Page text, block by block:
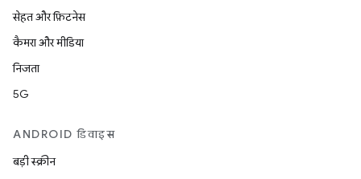
सेहत और फ़िटनेस
कैमरा और मीडिया
निजता
5G
ANDROID डिवाइस
बड़ी स्क्रीन